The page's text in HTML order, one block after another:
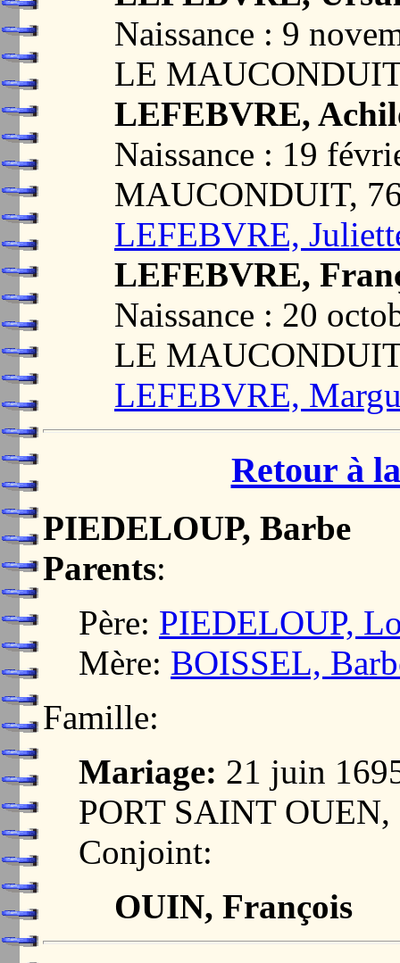
Naissance : 9
LE
LEFEBVRE,
Naissance : 19
MAUCONDUIT,
LEFEBVRE,
LEFEBVRE,
Naissance : 20
LE
LEFEBVRE,
Retour à
PIEDELOUP, Barbe
Parents:
Père: PIEDELOUP,
Mère: BOISSEL,
Famille:
Mariage: 21 juin
PORT SAINT
Conjoint:
OUIN, François